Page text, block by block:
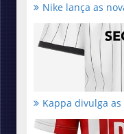
Nike lança as
Kappa divulga